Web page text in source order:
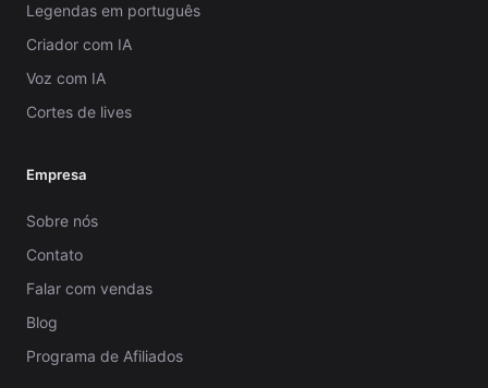
Legendas em português
Criador com IA
Voz com IA
Cortes de lives
Empresa
Sobre nós
Contato
Falar com vendas
Blog
Programa de Afiliados